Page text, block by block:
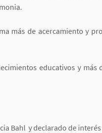
más de acercamiento y
educativos y más
Bahl y declarado de